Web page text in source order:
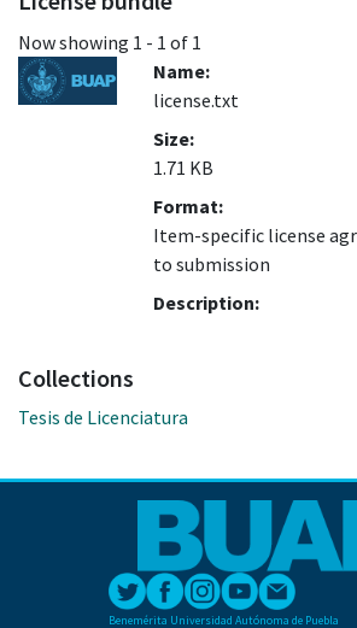
Now showing 1 - 1 of 1
Name:
license.txt
Size:
1.71 KB
Format:
Item-specific license
to submission
Description:
Collections
Tesis de Licenciatura
Benemérita Universidad Autónoma de Puebla